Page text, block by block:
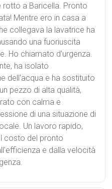
rotto a Baricella. Pronto
Mentre ero in casa a
collegava la lavatrice ha
una fuoriuscita
Ho chiamato d'urgenza.
ha isolato
dell'acqua e ha sostituito
pezzo di alta qualità,
con calma e
di una situazione di
Un lavoro rapido,
costo del pronto
e dalla velocità